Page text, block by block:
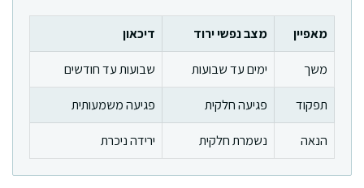
מאפיין מצב נפשי ירוד
דיכאון
משך
ימים עד שבועות
שבועות עד חודשים
תפקוד
פגיעה חלקית
פגיעה משמעותית
הנאה
נשמרת חלקית ירידה ניכרת